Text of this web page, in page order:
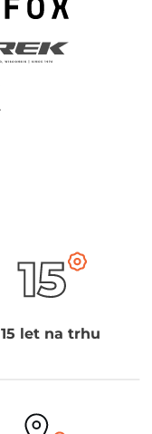
15 let na trhu